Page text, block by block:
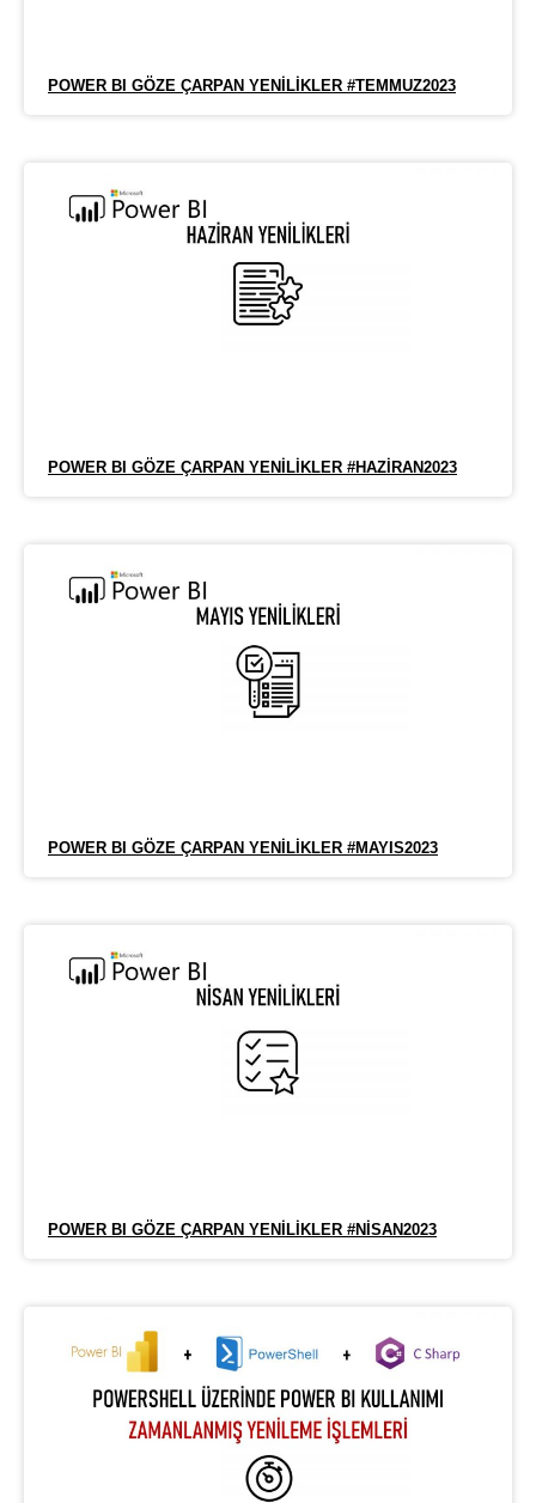
POWER BI GÖZE ÇARPAN YENILIKLER #TEMMUZ2023
POWER BI GÖZE ÇARPAN YENILIKLER #HAZIRAN2023
POWER BI GÖZE ÇARPAN YENILIKLER #MAYIS2023
POWER BI GÖZE ÇARPAN YENILIKLER #NISAN2023